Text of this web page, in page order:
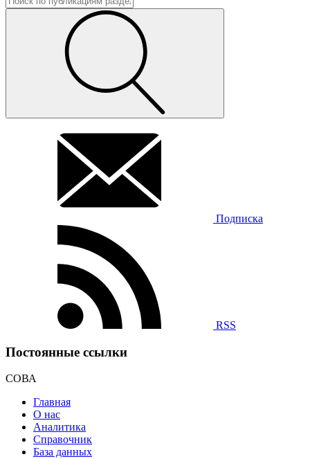
Подписка
RSS
Постоянные ссылки
СОВА
Главная
О нас
Аналитика
Справочник
База данных